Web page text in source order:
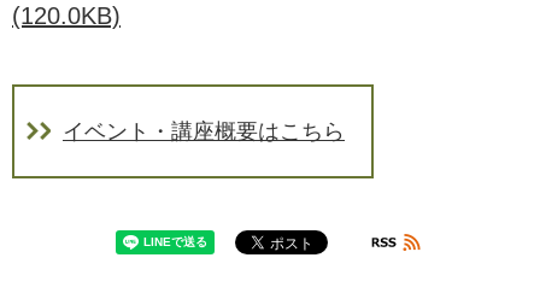
(120.0KB)
イベント・講座概要はこちら